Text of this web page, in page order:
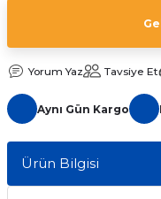
Yorum Yaz Tavsiye Et
Aynı Gün Kargo
Ürün Bilgisi